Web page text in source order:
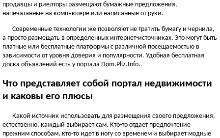
ЧЕРНОВИЦКАЯ ОБЛАСТЬ
Черновцы
Новоднестровск
Вижница
Смотреть всё
Севастополь
Керчь
Смотреть всё
продавцы и риелторы размещают бумажные предложения,
напечатанные на компьютере или написанные от руки.
Современные технологии же позволяют не тратить бумагу и чернила,
а просто размещать в определенных интернет-источниках. Это могут быть
платные или бесплатные платформы с различной посещаемостью в
зависимости от уровня доверия и популярности. Удобная бесплатная
доска объявлений есть у портала Dom.Pliz.Info.
Что представляет собой портал недвижимости
и каковы его плюсы
Какой источник использовать для размещения своего предложения,
естественно, каждый выбирает сам. Кто-то отдает предпочтение
прежним способам, кто-то идет в ногу со временем и выбирает модные